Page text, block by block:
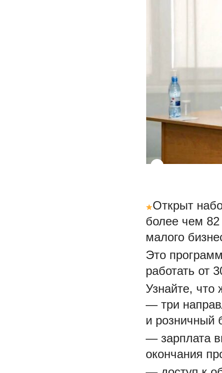
Открыт
более чем 82
малого
Это
работать от
Узнайте, что
— три
и розничный
— зарплата
окончания